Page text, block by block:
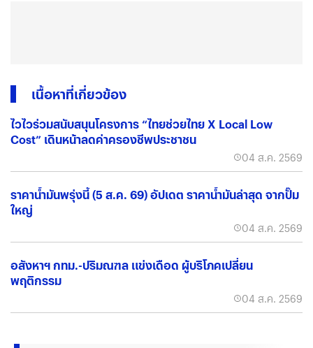
เนื้อหาที่เกี่ยวข้อง
ไวไวร่วมสนับสนุนโครงการ “ไทยช่วยไทย X Local Low
Cost” เดินหน้าลดค่าครองชีพประชาชน
04 ส.ค. 2569
ราคาน้ำมันพรุ่งนี้ (5 ส.ค. 69) อัปเดต ราคาน้ำมันล่าสุด จากปั๊ม
ใหญ่
04 ส.ค. 2569
อสังหาฯ กทม.-ปริมณฑล แข่งเดือด ผู้บริโภคเปลี่ยน
พฤติกรรม
04 ส.ค. 2569